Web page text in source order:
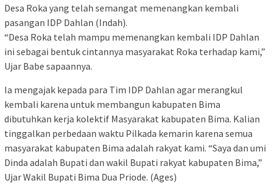
Desa Roka yang telah semangat memenangkan kembali
pasangan IDP Dahlan (Indah).
“Desa Roka telah mampu memenangkan kembali IDP Dahlan
ini sebagai bentuk cintannya masyarakat Roka terhadap kami,”
Ujar Babe sapaannya.
Ia mengajak kepada para Tim IDP Dahlan agar merangkul
kembali karena untuk membangun kabupaten Bima
dibutuhkan kerja kolektif Masyarakat kabupaten Bima. Kalian
tinggalkan perbedaan waktu Pilkada kemarin karena semua
masyarakat kabupaten Bima adalah rakyat kami. “Saya dan umi
Dinda adalah Bupati dan wakil Bupati rakyat kabupaten Bima,”
Ujar Wakil Bupati Bima Dua Priode. (Ages)